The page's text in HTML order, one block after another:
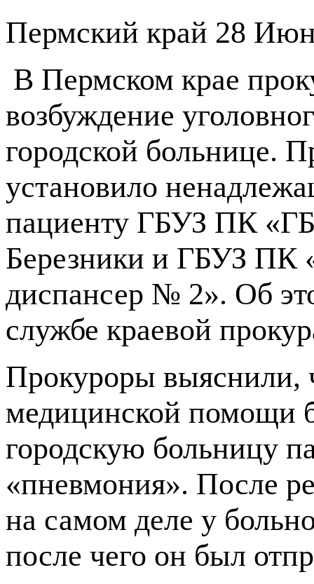
Пермский край 28
В Пермском крае
возбуждение
городской больнице.
установило
пациенту ГБУЗ ПК
Березники и ГБУЗ ПК
диспансер № 2». Об
службе краевой
Прокуроры выяснили,
медицинской помощи
городскую больницу
«пневмония». После
на самом деле у
после чего он был